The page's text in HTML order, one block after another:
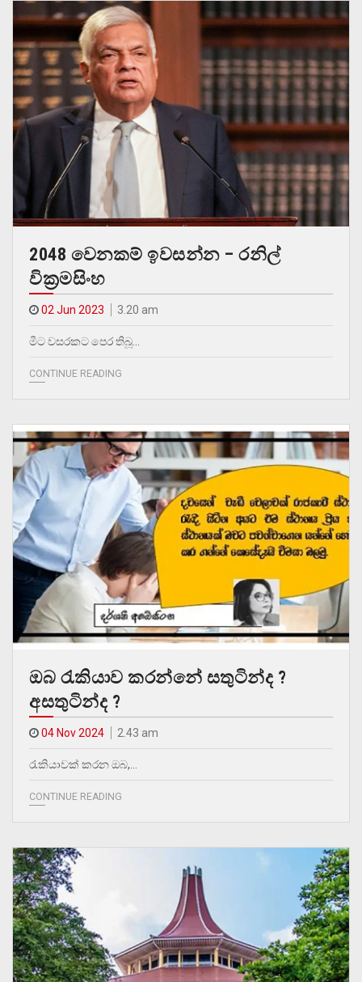
2048 වෙනකම් ඉවසන්න – රනිල්
වික්‍රමසිංහ
02 Jun 2023 3.20 am
මීට වසරකට පෙර තිබූ…
CONTINUE READING
ඔබ රැකියාව කරන්නේ සතුටින්ද ?
අසතුටින්ද ?
04 Nov 2024 2.43 am
රැකියාවක් කරන ඔබ,…
CONTINUE READING